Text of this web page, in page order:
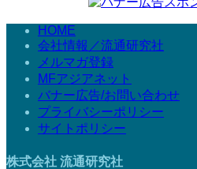
HOME
会社情報／流通研究社
メルマガ登録
MFアジアネット
バナー広告/お問い合わせ
プライバシーポリシー
サイトポリシー
株式会社 流通研究社